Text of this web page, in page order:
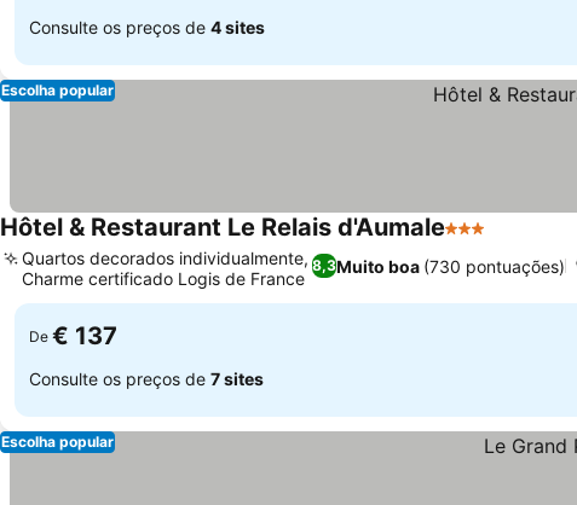
Consulte os preços de 4 sites
Escolha popular
Hôtel & Restaurant Le Relais d'Aumale3 Estrelas
8,3Muito boa (730 pontuações)
Quartos decorados individualmente,
Charme certificado Logis de France
De € 137
Consulte os preços de 7 sites
Escolha popular